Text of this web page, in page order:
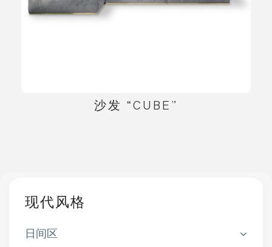
沙发 “CUBE”
现代风格
日间区